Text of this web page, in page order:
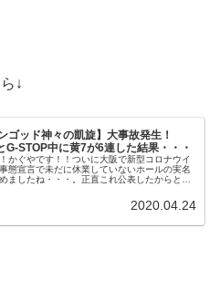
↓
ゴッド神々の凱旋】大事故発生！
G-STOP中に黄7が6連した結果・・・
かぐやです！！ついに大阪で新型コロナウイ
態宣言で未だに休業していないホールの実名
ましたね・・・。正直これ公表したからと言
2020.04.24